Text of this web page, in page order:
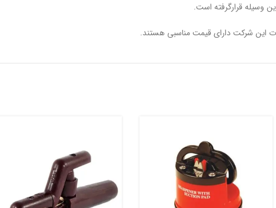
وسیله قرارگرفته است.
این شرکت دارای قیمت مناسبی هستند.